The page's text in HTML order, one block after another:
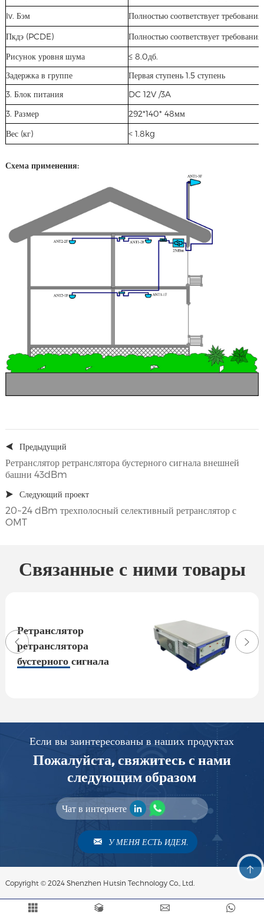
Iv. Бэм Полностью соответствует
Пкдэ (PCDE)
Полностью соответствует
Рисунок уровня шума
≤ 8.0дб.
Задержка в группе
Первая ступень 1.5 ступень
3. Блок питания
DC 12V /3A
3. Размер
292*140* 48мм
Вес (кг)
< 1.8kg
Схема применения:
Предыдущий
Ретранслятор ретранслятора бустерного сигнала внешней
башни 43dBm
Следующий проект
20~24 dBm трехполосный селективный ретранслятор с
OMT
Связанные с ними товары
Ретранслятор
ретранслятора
бустерного сигнала
Если вы заинтересованы в наших продуктах
Пожалуйста, свяжитесь с нами
следующим образом
Чат в интернете
У МЕНЯ ЕСТЬ ИДЕЯ.
Copyright © 2024 Shenzhen Hutsin Technology Co., Ltd.